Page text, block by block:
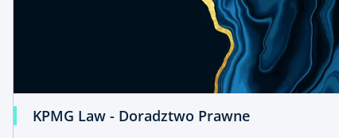
KPMG Law - Doradztwo Prawne